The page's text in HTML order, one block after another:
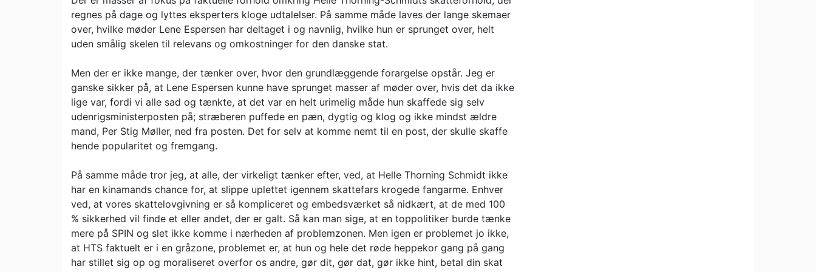
regnes på dage og lyttes eksperters kloge udtalelser. På samme måde laves der lange skemaer
over, hvilke møder Lene Espersen har deltaget i og navnlig, hvilke hun er sprunget over, helt
uden smålig skelen til relevans og omkostninger for den danske stat.
Men der er ikke mange, der tænker over, hvor den grundlæggende forargelse opstår. Jeg er
ganske sikker på, at Lene Espersen kunne have sprunget masser af møder over, hvis det da ikke
lige var, fordi vi alle sad og tænkte, at det var en helt urimelig måde hun skaffede sig selv
udenrigsministerposten på; stræberen puffede en pæn, dygtig og klog og ikke mindst ældre
mand, Per Stig Møller, ned fra posten. Det for selv at komme nemt til en post, der skulle skaffe
hende popularitet og fremgang.
På samme måde tror jeg, at alle, der virkeligt tænker efter, ved, at Helle Thorning Schmidt ikke
har en kinamands chance for, at slippe uplettet igennem skattefars krogede fangarme. Enhver
ved, at vores skattelovgivning er så kompliceret og embedsværket så nidkært, at de med 100
% sikkerhed vil finde et eller andet, der er galt. Så kan man sige, at en toppolitiker burde tænke
mere på SPIN og slet ikke komme i nærheden af problemzonen. Men igen er problemet jo ikke,
at HTS faktuelt er i en gråzone, problemet er, at hun og hele det røde heppekor gang på gang
har stillet sig op og moraliseret overfor os andre, gør dit, gør dat, gør ikke hint, betal din skat